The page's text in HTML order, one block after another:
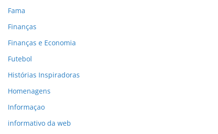
Fama
Finanças
Finanças e Economia
Futebol
Histórias Inspiradoras
Homenagens
Informaçao
informativo da web